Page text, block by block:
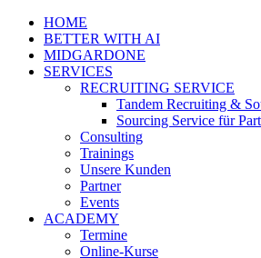
HOME
BETTER WITH AI
MIDGARDONE
SERVICES
RECRUITING SERVICE
Tandem Recruiting &
Sourcing Service für
Consulting
Trainings
Unsere Kunden
Partner
Events
ACADEMY
Termine
Online-Kurse